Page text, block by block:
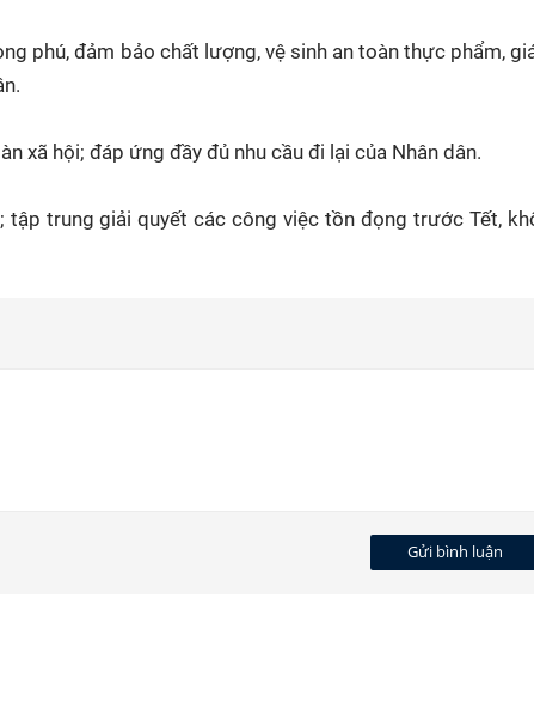
phú, đảm bảo chất lượng, vệ sinh an toàn thực phẩm,
xã hội; đáp ứng đầy đủ nhu cầu đi lại của Nhân dân.
tập trung giải quyết các công việc tồn đọng trước Tết,
Gửi bình luận